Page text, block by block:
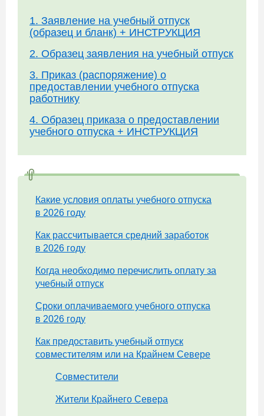
1. Заявление на учебный отпуск
(образец и бланк) + ИНСТРУКЦИЯ
2. Образец заявления на учебный отпуск
3. Приказ (распоряжение) о
предоставлении учебного отпуска
работнику
4. Образец приказа о предоставлении
учебного отпуска + ИНСТРУКЦИЯ
Какие условия оплаты учебного отпуска
в 2026 году
Как рассчитывается средний заработок
в 2026 году
Когда необходимо перечислить оплату за
учебный отпуск
Сроки оплачиваемого учебного отпуска
в 2026 году
Как предоставить учебный отпуск
совместителям или на Крайнем Севере
Совместители
Жители Крайнего Севера